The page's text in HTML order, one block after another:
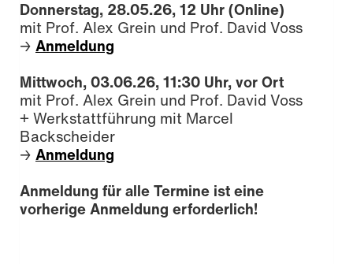
Donnerstag, 28.05.26, 12 Uhr (Online)
mit Prof. Alex Grein und Prof. David Voss
→ Anmeldung
Mittwoch, 03.06.26, 11:30 Uhr,vor Ort
mit Prof. Alex Grein und Prof. David Voss
+ Werkstattführung mit Marcel
Backscheider
→ Anmeldung
Anmeldung für alle Termine ist eine
vorherige Anmeldung erforderlich!